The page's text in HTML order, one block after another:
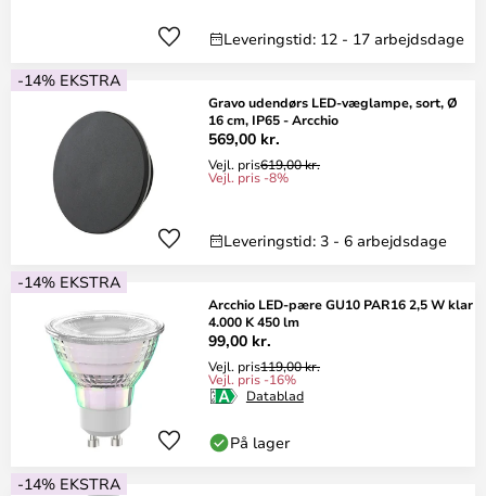
Leveringstid: 12 - 17 arbejdsdage
-14% EKSTRA
Gravo udendørs LED-væglampe, sort, Ø
16 cm, IP65 - Arcchio
569,00 kr.
Vejl. pris619,00 kr.
Vejl. pris -8%
Leveringstid: 3 - 6 arbejdsdage
-14% EKSTRA
Arcchio LED-pære GU10 PAR16 2,5 W klar
4.000 K 450 lm
99,00 kr.
Vejl. pris119,00 kr.
Vejl. pris -16%
Datablad
På lager
-14% EKSTRA